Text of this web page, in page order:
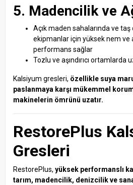
5. Madencilik ve
Açık maden sahalarında ve taş
ekipmanlar için yüksek nem ve
performans sağlar
Tozlu ve aşındırıcı
Kalsiyum gresleri, özellikle suya
paslanmaya karşı mükemmel
makinelerin ömrünü uzatır.
RestorePlus
Gresleri
RestorePlus, yüksek performanslı
tarım, madencilik, denizcilik ve